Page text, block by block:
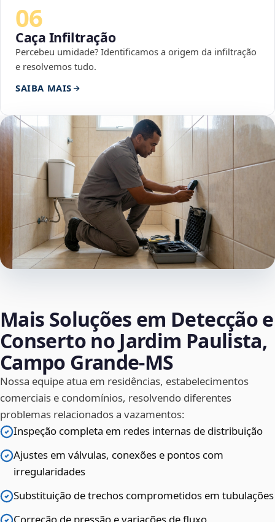
06
Caça Infiltração
Percebeu umidade? Identificamos a origem da infiltração
e resolvemos tudo.
SAIBA MAIS
Mais Soluções em Detecção e
Conserto no Jardim Paulista,
Campo Grande‑MS
Nossa equipe atua em residências, estabelecimentos
comerciais e condomínios, resolvendo diferentes
problemas relacionados a vazamentos:
Inspeção completa em redes internas de distribuição
Ajustes em válvulas, conexões e pontos com
irregularidades
Substituição de trechos comprometidos em tubulações